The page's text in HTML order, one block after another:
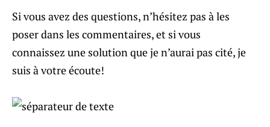
Si vous avez des questions, n’hésitez pas à les
poser dans les commentaires, et si vous
connaissez une solution que je n’aurai pas cité, je
suis à votre écoute!